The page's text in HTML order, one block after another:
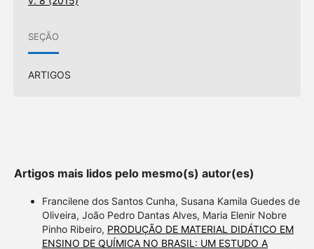
SEÇÃO
ARTIGOS
Artigos mais lidos pelo mesmo(s) autor(es)
Francilene dos Santos Cunha, Susana Kamila Guedes de
Oliveira, João Pedro Dantas Alves, Maria Elenir Nobre
Pinho Ribeiro, PRODUÇÃO DE MATERIAL DIDÁTICO EM
ENSINO DE QUÍMICA NO BRASIL: UM ESTUDO A